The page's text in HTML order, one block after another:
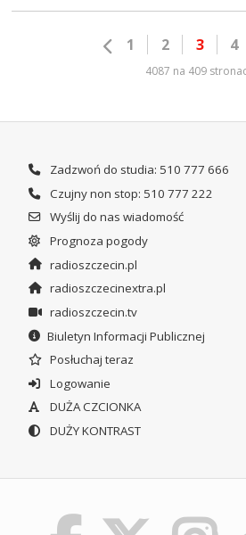
1 2 3 4
4087 na 409
Zadzwoń do studia: 510 777 666
Czujny non stop: 510 777 222
Wyślij do nas wiadomość
Prognoza pogody
radioszczecin.pl
radioszczecinextra.pl
radioszczecin.tv
Biuletyn Informacji Publicznej
Posłuchaj teraz
Logowanie
DUŻA CZCIONKA
DUŻY KONTRAST